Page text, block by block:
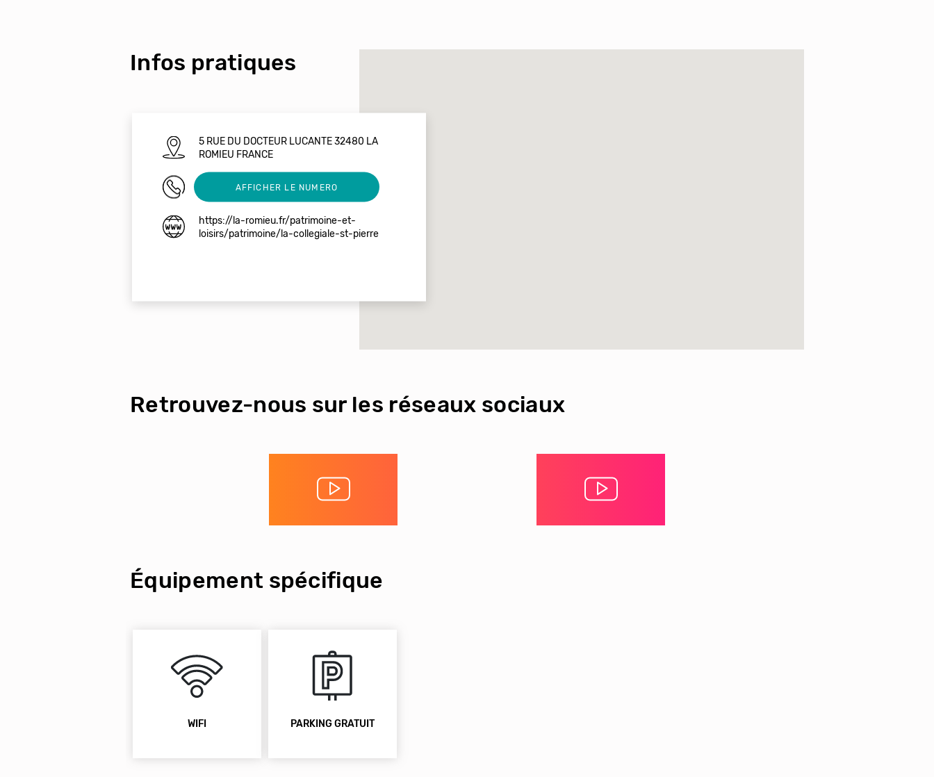
Infos pratiques
5 RUE DU DOCTEUR LUCANTE 32480 LA
ROMIEU FRANCE
0562288633AFFICHER LE NUMERO
https://la-romieu.fr/patrimoine-et-
loisirs/patrimoine/la-collegiale-st-pierre
Équipement spécifique
WIFI PARKING GRATUIT
Retrouvez-nous sur les réseaux sociaux